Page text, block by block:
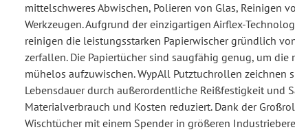
mittelschweres Abwischen, Polieren von Glas, Reinigen
Werkzeugen. Aufgrund der einzigartigen Airflex-
reinigen die leistungsstarken Papierwischer gründlich
zerfallen. Die Papiertücher sind saugfähig genug, um die
mühelos aufzuwischen. WypAll Putztuchrollen zeichnen
Lebensdauer durch außerordentliche Reißfestigkeit und
Materialverbrauch und Kosten reduziert. Dank der
Wischtücher mit einem Spender in größeren